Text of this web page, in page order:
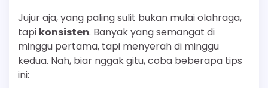
Jujur aja, yang paling sulit bukan mulai olahraga,
tapi konsisten. Banyak yang semangat di
minggu pertama, tapi menyerah di minggu
kedua. Nah, biar nggak gitu, coba beberapa tips
ini: